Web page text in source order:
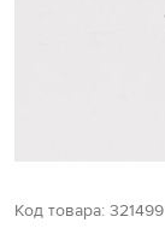
Код товара: 321499